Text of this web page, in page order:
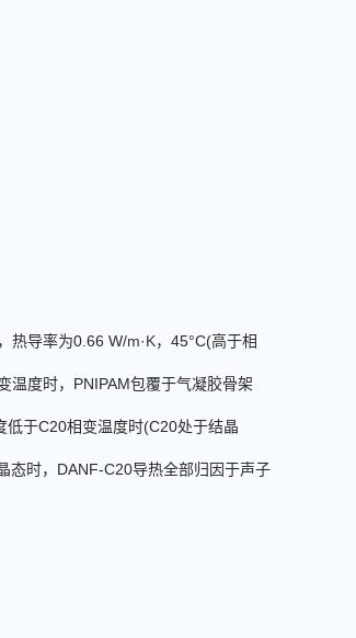
热导率为0.66 W/m·K， 45°C(高于相
温度时， PNIPAM包覆于气凝胶骨架
低于C20相变温度时(C20处于结晶
态时， DANF-C20导热全部归因于声子